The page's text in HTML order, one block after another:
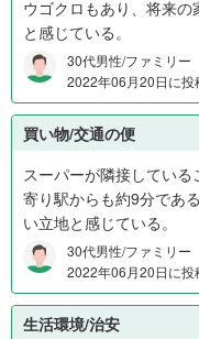
ウゴクロもあり、将来
と感じている。
30代男性/ファミリー
2022年06月20日に投
買い物/交通の便
スーパーが隣接してい
寄り駅からも約9分であ
い立地と感じている。
30代男性/ファミリー
2022年06月20日に投
生活環境/治安